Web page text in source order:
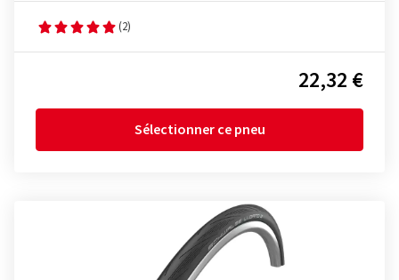
(2)
22,32 €
Sélectionner ce pneu